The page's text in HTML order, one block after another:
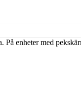
enheter med